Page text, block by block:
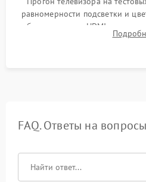
равномерности подсветки и
работы разъемов HDMI,
в рабочем режиме в
FAQ. Ответы на вопросы